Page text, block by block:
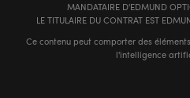
MANDATAIRE D'EDMUND
LE TITULAIRE DU CONTRAT EST
Ce contenu peut comporter des
l'intelligence